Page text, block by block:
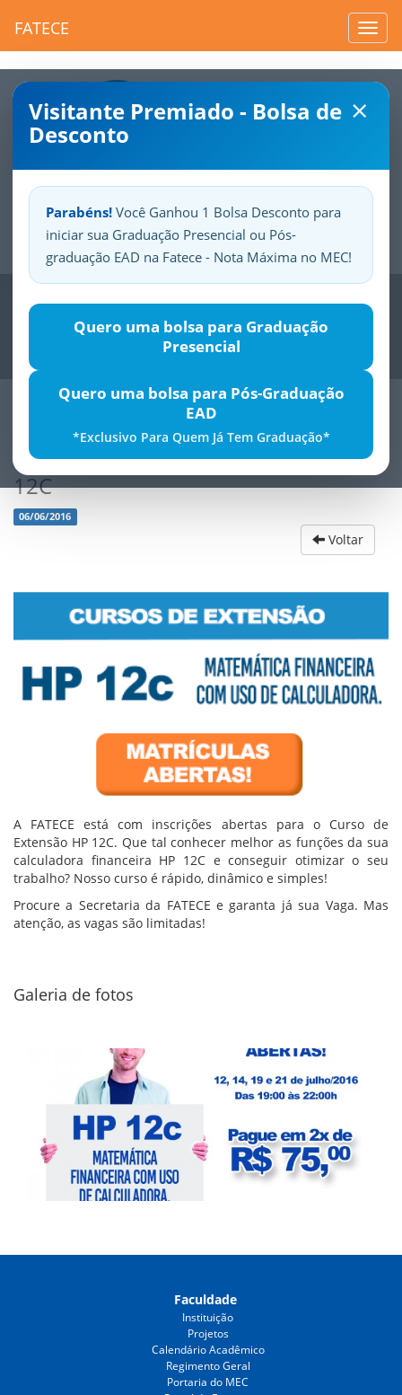
FATECE
×
Visitante Premiado - Bolsa de
Desconto
Parabéns! Você Ganhou 1 Bolsa Desconto para
iniciar sua Graduação Presencial ou Pós-
graduação EAD na Fatece - Nota Máxima no MEC!
Quero uma bolsa para Graduação
Presencial
Quero uma bolsa para Pós-Graduação
EAD
*Exclusivo Para Quem Já Tem Graduação*
SuaFatece.Seuorgulho.
Previous
Curso de ExtensÃ£o - Calculadora HP
12C
06/06/2016
Voltar
A FATECE está com inscrições abertas para o Curso de
Extensão HP 12C. Que tal conhecer melhor as funções da sua
calculadora financeira HP 12C e conseguir otimizar o seu
trabalho? Nosso curso é rápido, dinâmico e simples!
Procure a Secretaria da FATECE e garanta já sua Vaga. Mas
atenção, as vagas são limitadas!
Galeria de fotos
Faculdade
Instituição
Projetos
Calendário Acadêmico
Regimento Geral
Portaria do MEC